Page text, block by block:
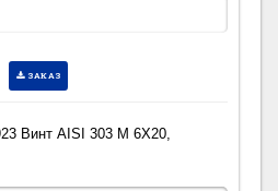
ЗАКАЗ
Винт AISI 303 M 6X20,